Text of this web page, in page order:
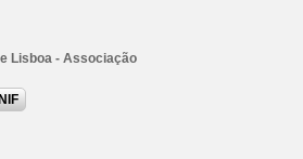
Lisboa - Associação